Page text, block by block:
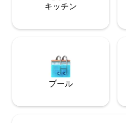
キッチン
プール